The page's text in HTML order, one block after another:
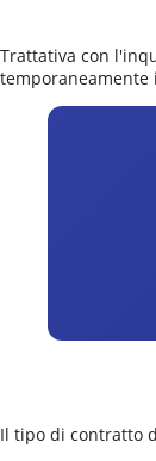
Trattativa con
temporaneamente
Il tipo di contratto